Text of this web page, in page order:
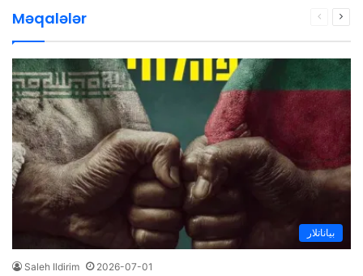
Məqalələr
Previous
بیاناتلار
Saleh Ildirim 2026-07-01